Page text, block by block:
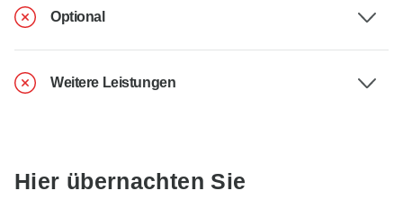
Optional
Weitere Leistungen
Hier übernachten Sie